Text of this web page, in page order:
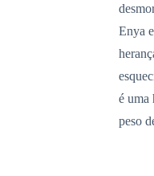
Enya
é uma
peso